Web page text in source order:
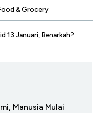
& Grocery
13 Januari, Benarkah?
Manusia Mulai